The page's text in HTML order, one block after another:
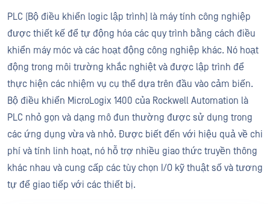
PLC (Bộ điều khiển logic lập trình) là máy tính công nghiệp
được thiết kế để tự động hóa các quy trình bằng cách điều
khiển máy móc và các hoạt động công nghiệp khác. Nó hoạt
động trong môi trường khắc nghiệt và được lập trình để
thực hiện các nhiệm vụ cụ thể dựa trên đầu vào cảm biến.
Bộ điều khiển MicroLogix 1400 của Rockwell Automation là
PLC nhỏ gọn và dạng mô đun thường được sử dụng trong
các ứng dụng vừa và nhỏ. Được biết đến với hiệu quả về chi
phí và tính linh hoạt, nó hỗ trợ nhiều giao thức truyền thông
khác nhau và cung cấp các tùy chọn I/O kỹ thuật số và tương
tự để giao tiếp với các thiết bị.